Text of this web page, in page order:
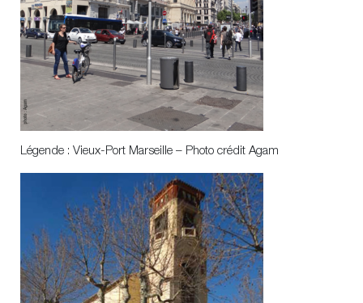
Légende : Vieux-Port Marseille – Photo crédit Agam